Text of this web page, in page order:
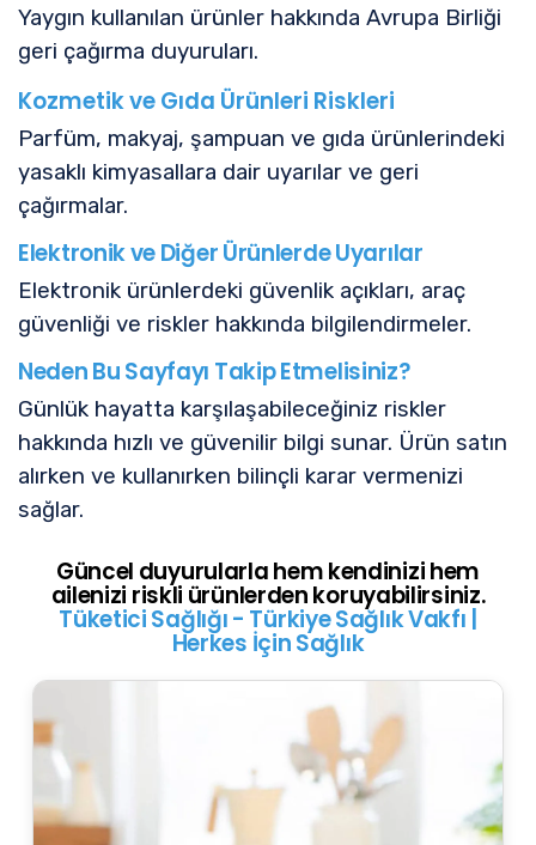
Yaygın kullanılan ürünler hakkında Avrupa Birliği
geri çağırma duyuruları.
Kozmetik ve Gıda Ürünleri Riskleri
Parfüm, makyaj, şampuan ve gıda ürünlerindeki
yasaklı kimyasallara dair uyarılar ve geri
çağırmalar.
Elektronik ve Diğer Ürünlerde Uyarılar
Elektronik ürünlerdeki güvenlik açıkları, araç
güvenliği ve riskler hakkında bilgilendirmeler.
Neden Bu Sayfayı Takip Etmelisiniz?
Günlük hayatta karşılaşabileceğiniz riskler
hakkında hızlı ve güvenilir bilgi sunar. Ürün satın
alırken ve kullanırken bilinçli karar vermenizi
sağlar.
Güncel duyurularla hem kendinizi hem
ailenizi riskli ürünlerden koruyabilirsiniz.
Tüketici Sağlığı - Türkiye Sağlık Vakfı |
Herkes İçin Sağlık